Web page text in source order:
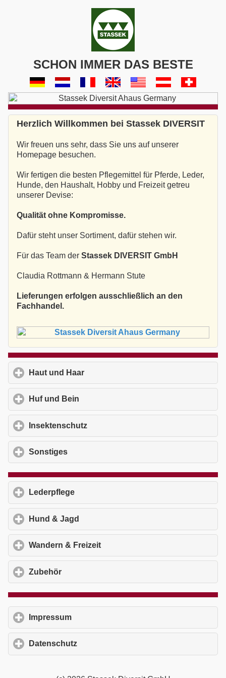
SCHON IMMER DAS BESTE
Herzlich Willkommen bei Stassek DIVERSIT
Wir freuen uns sehr, dass Sie uns auf unserer
Homepage besuchen.
Wir fertigen die besten Pflegemittel für Pferde, Leder,
Hunde, den Haushalt, Hobby und Freizeit getreu
unserer Devise:
Qualität ohne Kompromisse.
Dafür steht unser Sortiment, dafür stehen wir.
Für das Team der Stassek DIVERSIT GmbH
Claudia Rottmann & Hermann Stute
Lieferungen erfolgen ausschließlich an den
Fachhandel.
Haut und Haar
Huf und Bein
Insektenschutz
Sonstiges
Lederpflege
Hund & Jagd
Wandern & Freizeit
Zubehör
Impressum
Datenschutz